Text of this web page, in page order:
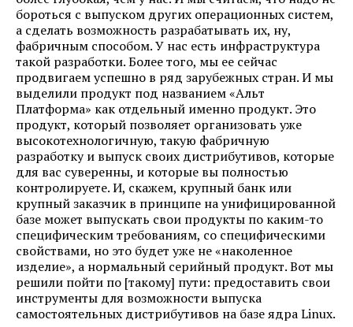
бороться с выпуском других операционных систем,
а сделать возможность разрабатывать их, ну,
фабричным способом. У нас есть инфраструктура
такой разработки. Более того, мы ее сейчас
продвигаем успешно в ряд зарубежных стран. И мы
выделили продукт под названием «Альт
Платформа» как отдельный именно продукт. Это
продукт, который позволяет организовать уже
высокотехнологичную, такую фабричную
разработку и выпуск своих дистрибутивов, которые
для вас суверенны, и которые вы полностью
контролируете. И, скажем, крупный банк или
крупный заказчик в принципе на унифицированной
базе может выпускать свои продукты по каким-то
специфическим требованиям, со специфическими
свойствами, но это будет уже не «наколенное
изделие», а нормальный серийный продукт. Вот мы
решили пойти по [такому] пути: предоставить свои
инструменты для возможности выпуска
самостоятельных дистрибутивов на базе ядра Linux.